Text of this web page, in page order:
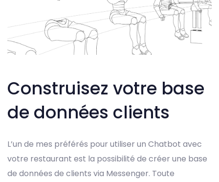
Construisez votre base
de données clients
L’un de mes préférés pour utiliser un Chatbot avec
votre restaurant est la possibilité de créer une base
de données de clients via Messenger. Toute